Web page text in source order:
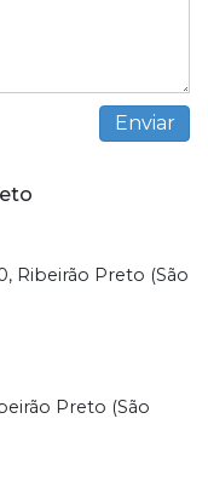
Ribeirão Preto (São
Preto (São